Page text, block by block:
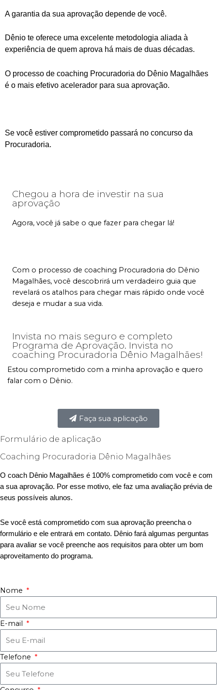
A garantia da sua aprovação depende de você.
Dênio te oferece uma excelente metodologia aliada à
experiência de quem aprova há mais de duas décadas.
O processo de coaching Procuradoria do Dênio Magalhães
é o mais efetivo acelerador para sua aprovação.
Se você estiver comprometido passará no concurso da
Procuradoria.
Chegou a hora de investir na sua
aprovação
Agora, você já sabe o que fazer para chegar lá!
Com o processo de coaching Procuradoria do Dênio
Magalhães, você descobrirá um verdadeiro guia que
revelará os atalhos para chegar mais rápido onde você
deseja e mudar a sua vida.
Invista no mais seguro e completo
Programa de Aprovação. Invista no
coaching Procuradoria Dênio Magalhães!
Estou comprometido com a minha aprovação e quero
falar com o Dênio.
Faça sua aplicação
Formulário de aplicação
Coaching Procuradoria Dênio Magalhães
O coach Dênio Magalhães é 100% comprometido com você e com
a sua aprovação. Por esse motivo, ele faz uma avaliação prévia de
seus possíveis alunos.
Se você está comprometido com sua aprovação preencha o
formulário e ele entrará em contato. Dênio fará algumas perguntas
para avaliar se você preenche aos requisitos para obter um bom
aproveitamento do programa.
Nome
E-mail
Telefone